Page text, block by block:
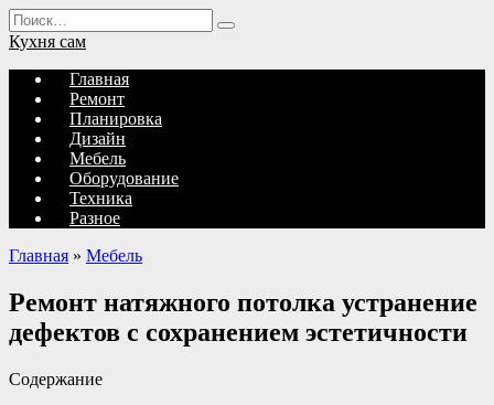
Перейти
к
содержанию
Search
for:
Кухня сам
Главная
Ремонт
Планировка
Дизайн
Мебель
Оборудование
Техника
Разное
Главная » Мебель
Ремонт натяжного потолка устранение
дефектов с сохранением эстетичности
Содержание